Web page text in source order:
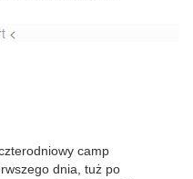
<
camp
dnia, tuż po